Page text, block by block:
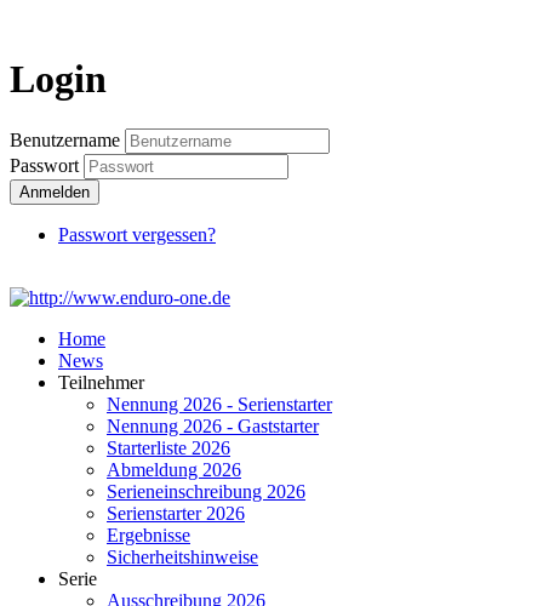
Login
Benutzername
Passwort
Anmelden
Passwort vergessen?
Home
News
Teilnehmer
Nennung 2026 - Serienstarter
Nennung 2026 - Gaststarter
Starterliste 2026
Abmeldung 2026
Serieneinschreibung 2026
Serienstarter 2026
Ergebnisse
Sicherheitshinweise
Serie
Ausschreibung 2026